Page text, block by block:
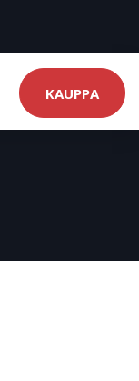
KAUPPA